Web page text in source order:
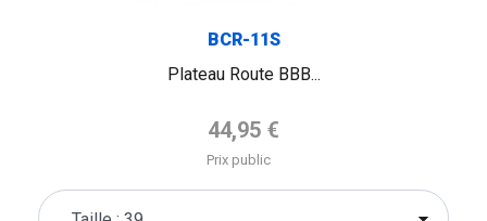
BCR-11S
Plateau Route BBB...
Prix de base
44,95 €
Prix public